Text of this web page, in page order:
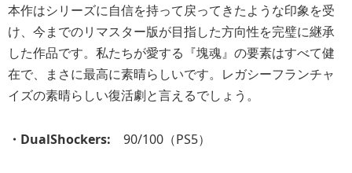
本作はシリーズに自信を持って戻ってきたような印象を受
け、今までのリマスター版が目指した方向性を完璧に継承
した作品です。私たちが愛する『塊魂』の要素はすべて健
在で、まさに最高に素晴らしいです。レガシーフランチャ
イズの素晴らしい復活劇と言えるでしょう。
・DualShockers: 90/100（PS5）